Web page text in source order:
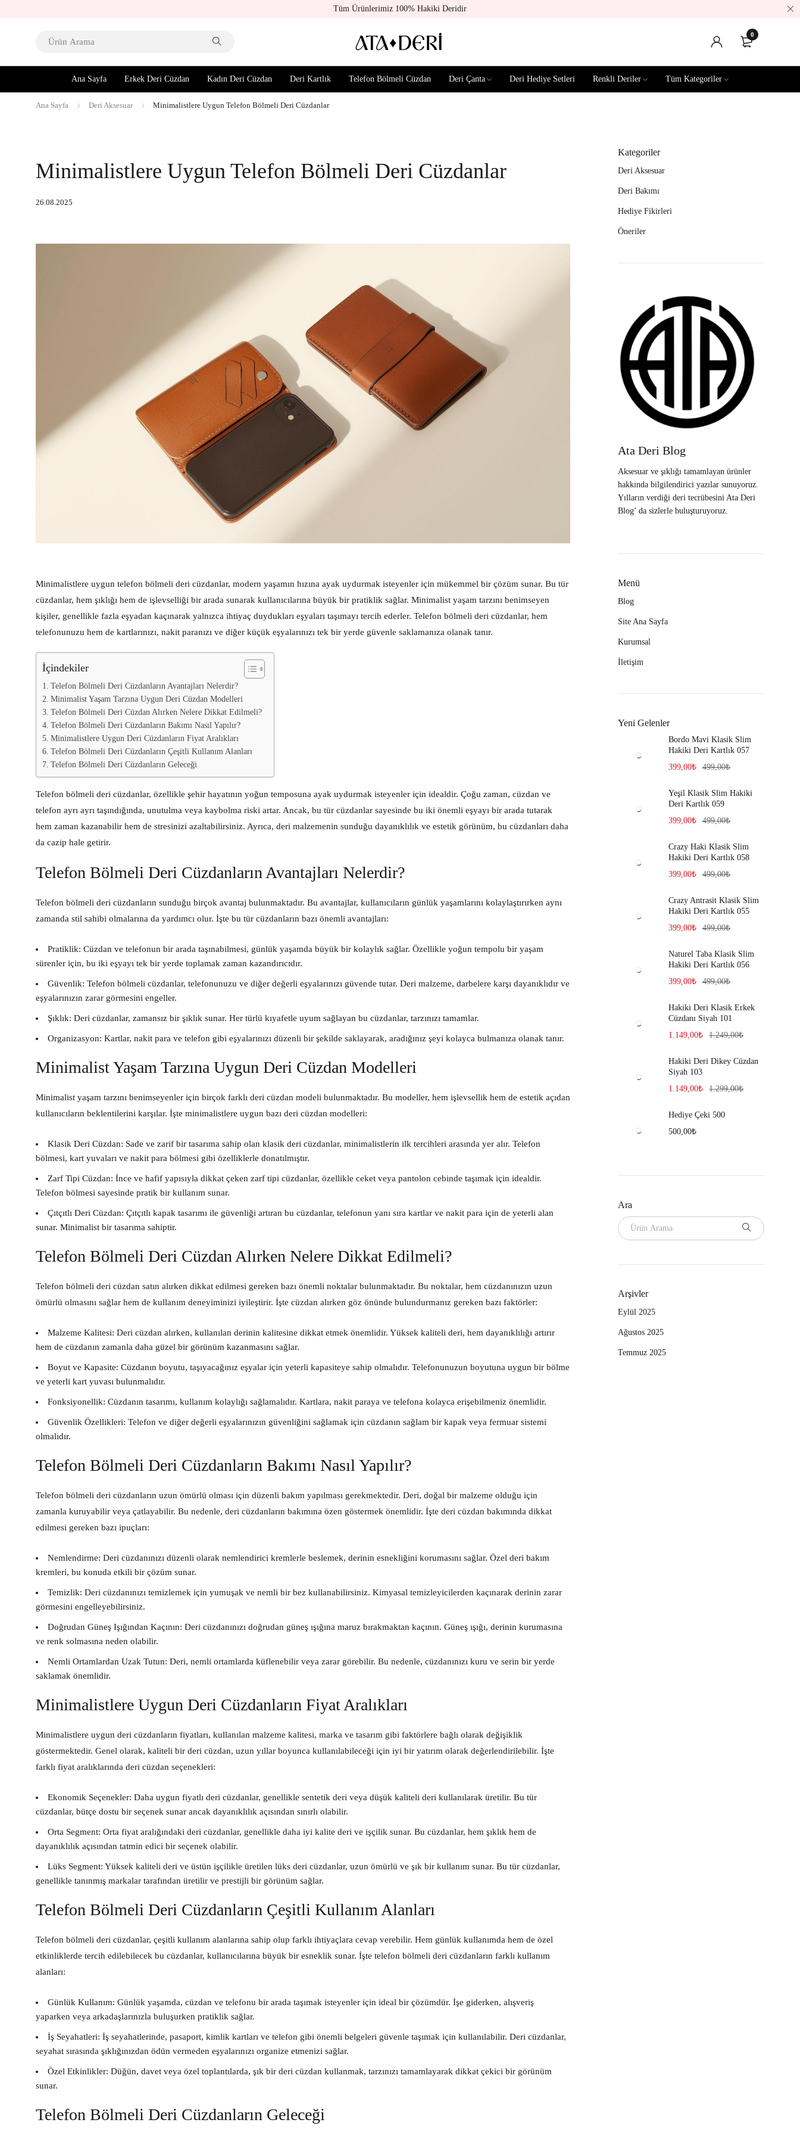
Tüm Ürünlerimiz 100% Hakiki Deridir
0
Ana Sayfa Erkek Deri Cüzdan Kadın Deri Cüzdan Deri Kartlık Telefon Bölmeli Cüzdan Deri Çanta Deri Hediye Setleri Renkli Deriler Tüm Kategoriler
Ana Sayfa Deri Aksesuar Minimalistlere Uygun Telefon Bölmeli Deri Cüzdanlar
Minimalistlere Uygun Telefon Bölmeli Deri Cüzdanlar
26.08.2025
Minimalistlere uygun telefon bölmeli deri cüzdanlar, modern yaşamın hızına ayak uydurmak isteyenler için mükemmel bir çözüm sunar. Bu tür
cüzdanlar, hem şıklığı hem de işlevselliği bir arada sunarak kullanıcılarına büyük bir pratiklik sağlar. Minimalist yaşam tarzını benimseyen
kişiler, genellikle fazla eşyadan kaçınarak yalnızca ihtiyaç duydukları eşyaları taşımayı tercih ederler. Telefon bölmeli deri cüzdanlar, hem
telefonunuzu hem de kartlarınızı, nakit paranızı ve diğer küçük eşyalarınızı tek bir yerde güvenle saklamanıza olanak tanır.
İçindekiler
Telefon Bölmeli Deri Cüzdanların Avantajları Nelerdir?
Minimalist Yaşam Tarzına Uygun Deri Cüzdan Modelleri
Telefon Bölmeli Deri Cüzdan Alırken Nelere Dikkat Edilmeli?
Telefon Bölmeli Deri Cüzdanların Bakımı Nasıl Yapılır?
Minimalistlere Uygun Deri Cüzdanların Fiyat Aralıkları
Telefon Bölmeli Deri Cüzdanların Çeşitli Kullanım Alanları
Telefon Bölmeli Deri Cüzdanların Geleceği
Telefon bölmeli deri cüzdanlar, özellikle şehir hayatının yoğun temposuna ayak uydurmak isteyenler için idealdir. Çoğu zaman, cüzdan ve
telefon ayrı ayrı taşındığında, unutulma veya kaybolma riski artar. Ancak, bu tür cüzdanlar sayesinde bu iki önemli eşyayı bir arada tutarak
hem zaman kazanabilir hem de stresinizi azaltabilirsiniz. Ayrıca, deri malzemenin sunduğu dayanıklılık ve estetik görünüm, bu cüzdanları daha
da cazip hale getirir.
Telefon Bölmeli Deri Cüzdanların Avantajları Nelerdir?
Telefon bölmeli deri cüzdanların sunduğu birçok avantaj bulunmaktadır. Bu avantajlar, kullanıcıların günlük yaşamlarını kolaylaştırırken aynı
zamanda stil sahibi olmalarına da yardımcı olur. İşte bu tür cüzdanların bazı önemli avantajları:
Pratiklik: Cüzdan ve telefonun bir arada taşınabilmesi, günlük yaşamda büyük bir kolaylık sağlar. Özellikle yoğun tempolu bir yaşam
sürenler için, bu iki eşyayı tek bir yerde toplamak zaman kazandırıcıdır.
Güvenlik: Telefon bölmeli cüzdanlar, telefonunuzu ve diğer değerli eşyalarınızı güvende tutar. Deri malzeme, darbelere karşı dayanıklıdır ve
eşyalarınızın zarar görmesini engeller.
Şıklık: Deri cüzdanlar, zamansız bir şıklık sunar. Her türlü kıyafetle uyum sağlayan bu cüzdanlar, tarzınızı tamamlar.
Organizasyon: Kartlar, nakit para ve telefon gibi eşyalarınızı düzenli bir şekilde saklayarak, aradığınız şeyi kolayca bulmanıza olanak tanır.
Minimalist Yaşam Tarzına Uygun Deri Cüzdan Modelleri
Minimalist yaşam tarzını benimseyenler için birçok farklı deri cüzdan modeli bulunmaktadır. Bu modeller, hem işlevsellik hem de estetik açıdan
kullanıcıların beklentilerini karşılar. İşte minimalistlere uygun bazı deri cüzdan modelleri:
Klasik Deri Cüzdan: Sade ve zarif bir tasarıma sahip olan klasik deri cüzdanlar, minimalistlerin ilk tercihleri arasında yer alır. Telefon
bölmesi, kart yuvaları ve nakit para bölmesi gibi özelliklerle donatılmıştır.
Zarf Tipi Cüzdan: İnce ve hafif yapısıyla dikkat çeken zarf tipi cüzdanlar, özellikle ceket veya pantolon cebinde taşımak için idealdir.
Telefon bölmesi sayesinde pratik bir kullanım sunar.
Çıtçıtlı Deri Cüzdan: Çıtçıtlı kapak tasarımı ile güvenliği artıran bu cüzdanlar, telefonun yanı sıra kartlar ve nakit para için de yeterli alan
sunar. Minimalist bir tasarıma sahiptir.
Telefon Bölmeli Deri Cüzdan Alırken Nelere Dikkat Edilmeli?
Telefon bölmeli deri cüzdan satın alırken dikkat edilmesi gereken bazı önemli noktalar bulunmaktadır. Bu noktalar, hem cüzdanınızın uzun
ömürlü olmasını sağlar hem de kullanım deneyiminizi iyileştirir. İşte cüzdan alırken göz önünde bulundurmanız gereken bazı faktörler:
Malzeme Kalitesi: Deri cüzdan alırken, kullanılan derinin kalitesine dikkat etmek önemlidir. Yüksek kaliteli deri, hem dayanıklılığı artırır
hem de cüzdanın zamanla daha güzel bir görünüm kazanmasını sağlar.
Boyut ve Kapasite: Cüzdanın boyutu, taşıyacağınız eşyalar için yeterli kapasiteye sahip olmalıdır. Telefonunuzun boyutuna uygun bir bölme
ve yeterli kart yuvası bulunmalıdır.
Fonksiyonellik: Cüzdanın tasarımı, kullanım kolaylığı sağlamalıdır. Kartlara, nakit paraya ve telefona kolayca erişebilmeniz önemlidir.
Güvenlik Özellikleri: Telefon ve diğer değerli eşyalarınızın güvenliğini sağlamak için cüzdanın sağlam bir kapak veya fermuar sistemi
olmalıdır.
Telefon Bölmeli Deri Cüzdanların Bakımı Nasıl Yapılır?
Telefon bölmeli deri cüzdanların uzun ömürlü olması için düzenli bakım yapılması gerekmektedir. Deri, doğal bir malzeme olduğu için
zamanla kuruyabilir veya çatlayabilir. Bu nedenle, deri cüzdanların bakımına özen göstermek önemlidir. İşte deri cüzdan bakımında dikkat
edilmesi gereken bazı ipuçları:
Nemlendirme: Deri cüzdanınızı düzenli olarak nemlendirici kremlerle beslemek, derinin esnekliğini korumasını sağlar. Özel deri bakım
kremleri, bu konuda etkili bir çözüm sunar.
Temizlik: Deri cüzdanınızı temizlemek için yumuşak ve nemli bir bez kullanabilirsiniz. Kimyasal temizleyicilerden kaçınarak derinin zarar
görmesini engelleyebilirsiniz.
Doğrudan Güneş Işığından Kaçının: Deri cüzdanınızı doğrudan güneş ışığına maruz bırakmaktan kaçının. Güneş ışığı, derinin kurumasına
ve renk solmasına neden olabilir.
Nemli Ortamlardan Uzak Tutun: Deri, nemli ortamlarda küflenebilir veya zarar görebilir. Bu nedenle, cüzdanınızı kuru ve serin bir yerde
saklamak önemlidir.
Minimalistlere Uygun Deri Cüzdanların Fiyat Aralıkları
Minimalistlere uygun deri cüzdanların fiyatları, kullanılan malzeme kalitesi, marka ve tasarım gibi faktörlere bağlı olarak değişiklik
göstermektedir. Genel olarak, kaliteli bir deri cüzdan, uzun yıllar boyunca kullanılabileceği için iyi bir yatırım olarak değerlendirilebilir. İşte
farklı fiyat aralıklarında deri cüzdan seçenekleri:
Ekonomik Seçenekler: Daha uygun fiyatlı deri cüzdanlar, genellikle sentetik deri veya düşük kaliteli deri kullanılarak üretilir. Bu tür
cüzdanlar, bütçe dostu bir seçenek sunar ancak dayanıklılık açısından sınırlı olabilir.
Orta Segment: Orta fiyat aralığındaki deri cüzdanlar, genellikle daha iyi kalite deri ve işçilik sunar. Bu cüzdanlar, hem şıklık hem de
dayanıklılık açısından tatmin edici bir seçenek olabilir.
Lüks Segment: Yüksek kaliteli deri ve üstün işçilikle üretilen lüks deri cüzdanlar, uzun ömürlü ve şık bir kullanım sunar. Bu tür cüzdanlar,
genellikle tanınmış markalar tarafından üretilir ve prestijli bir görünüm sağlar.
Telefon Bölmeli Deri Cüzdanların Çeşitli Kullanım Alanları
Telefon bölmeli deri cüzdanlar, çeşitli kullanım alanlarına sahip olup farklı ihtiyaçlara cevap verebilir. Hem günlük kullanımda hem de özel
etkinliklerde tercih edilebilecek bu cüzdanlar, kullanıcılarına büyük bir esneklik sunar. İşte telefon bölmeli deri cüzdanların farklı kullanım
alanları:
Günlük Kullanım: Günlük yaşamda, cüzdan ve telefonu bir arada taşımak isteyenler için ideal bir çözümdür. İşe giderken, alışveriş
yaparken veya arkadaşlarınızla buluşurken pratiklik sağlar.
İş Seyahatleri: İş seyahatlerinde, pasaport, kimlik kartları ve telefon gibi önemli belgeleri güvenle taşımak için kullanılabilir. Deri cüzdanlar,
seyahat sırasında şıklığınızdan ödün vermeden eşyalarınızı organize etmenizi sağlar.
Özel Etkinlikler: Düğün, davet veya özel toplantılarda, şık bir deri cüzdan kullanmak, tarzınızı tamamlayarak dikkat çekici bir görünüm
sunar.
Telefon Bölmeli Deri Cüzdanların Geleceği
Kategoriler
Deri Aksesuar
Deri Bakımı
Hediye Fikirleri
Öneriler
Ata Deri Blog
Aksesuar ve şıklığı tamamlayan ürünler
hakkında bilgilendirici yazılar sunuyoruz.
Yılların verdiği deri tecrübesini Ata Deri
Blog’ da sizlerle buluşturuyoruz.
Menü
Blog
Site Ana Sayfa
Kurumsal
İletişim
Yeni Gelenler
Bordo Mavi Klasik Slim
Hakiki Deri Kartlık 057
499,00₺
399,00₺
Yeşil Klasik Slim Hakiki
Deri Kartlık 059
499,00₺
399,00₺
Crazy Haki Klasik Slim
Hakiki Deri Kartlık 058
499,00₺
399,00₺
Crazy Antrasit Klasik Slim
Hakiki Deri Kartlık 055
499,00₺
399,00₺
Naturel Taba Klasik Slim
Hakiki Deri Kartlık 056
499,00₺
399,00₺
Hakiki Deri Klasik Erkek
Cüzdanı Siyah 101
1.249,00₺
1.149,00₺
Hakiki Deri Dikey Cüzdan
Siyah 103
1.299,00₺
1.149,00₺
Hediye Çeki 500
500,00₺
Ara
Arşivler
Eylül 2025
Ağustos 2025
Temmuz 2025